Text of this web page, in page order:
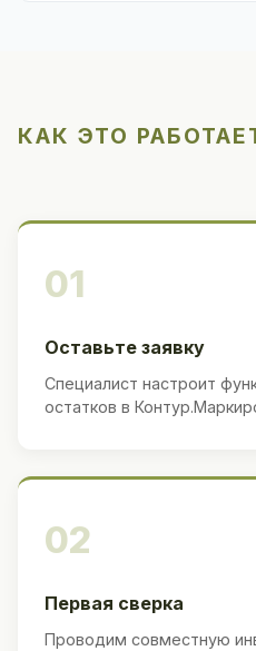
КАК ЭТО
01
Оставьте заявку
Специалист настроит
остатков в
02
Первая сверка
Проводим совместную